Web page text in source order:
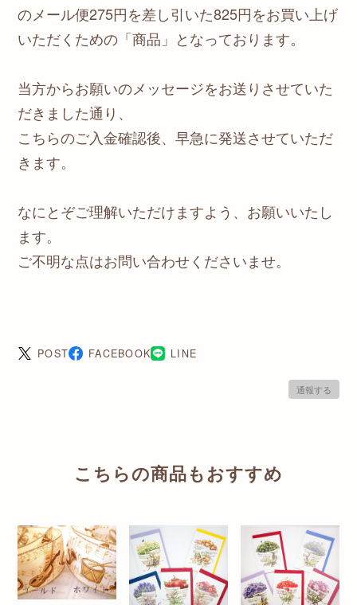
のメール便275円を差し引いた825円をお買い上げ
いただくための「商品」となっております。
当方からお願いのメッセージをお送りさせていた
だきました通り、
こちらのご入金確認後、早急に発送させていただ
きます。
なにとぞご理解いただけますよう、お願いいたし
ます。
ご不明な点はお問い合わせくださいませ。
POST FACEBOOK LINE
通報する
こちらの商品もおすすめ